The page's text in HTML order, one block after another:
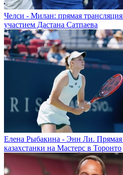
Челси - Милан: прямая
участием Дастана Сатпаева
Елена Рыбакина - Энн Ли. Прямая
казахстанки на Мастерс в Торонто